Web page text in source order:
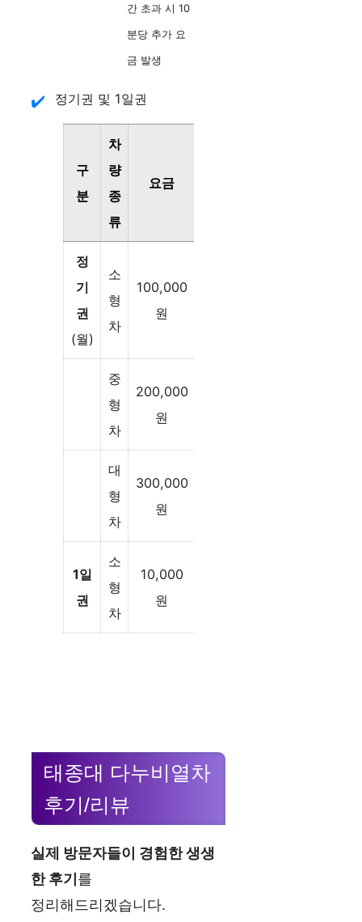
간 초과 시 10
분당 추가 요
금 발생
정기권 및 1일권
구
분
차
량
종
류
요금
정
기
권
(월)
소
형
차
100,000
원
중
형
차
200,000
원
대
형
차
300,000
원
1일
권
소
형
차
10,000
원
태종대 다누비열차
후기/리뷰
실제 방문자들이 경험한 생생
한 후기 를
정리해드리겠습니다.